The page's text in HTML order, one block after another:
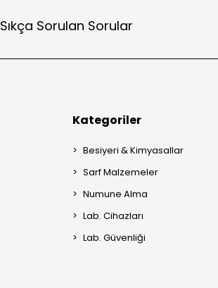
Sıkça Sorulan Sorular
Kategoriler
Besiyeri & Kimyasallar
Sarf Malzemeler
Numune Alma
Lab. Cihazları
Lab. Güvenliği